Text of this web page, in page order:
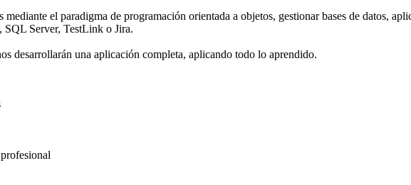
el paradigma de programación orientada a objetos, gestionar bases de datos,
SQL Server, TestLink o Jira.
desarrollarán una aplicación completa, aplicando todo lo aprendido.